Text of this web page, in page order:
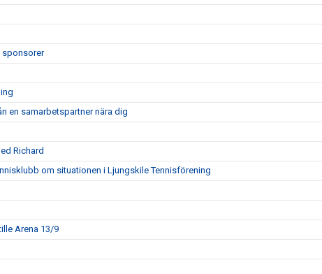
sponsorer
en samarbetspartner nära dig
Richard
om situationen i Ljungskile Tennisförening
Arena 13/9